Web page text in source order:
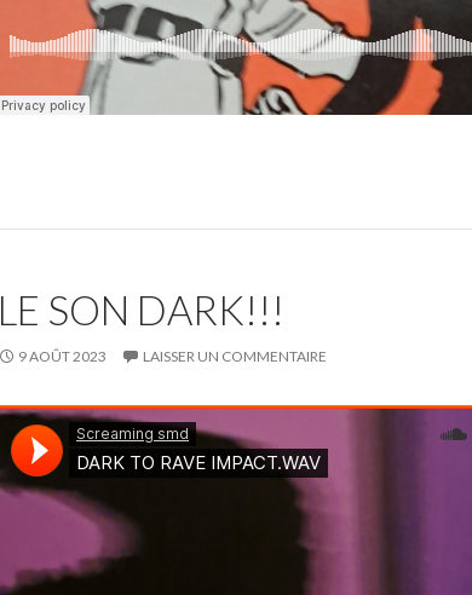
LE SON DARK!!!
9 AOÛT 2023 LAISSER UN COMMENTAIRE